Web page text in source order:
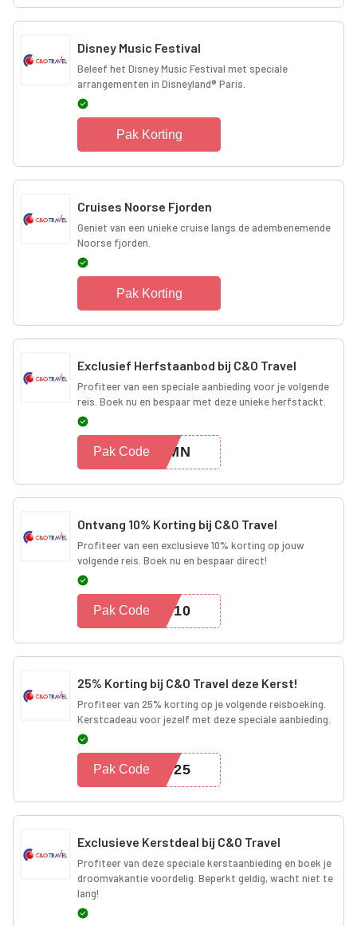
Disney Music Festival
Beleef het Disney Music Festival met speciale
arrangementen in Disneyland® Paris.
Pak Korting
Cruises Noorse Fjorden
Geniet van een unieke cruise langs de adembenemende
Noorse fjorden.
Pak Korting
Exclusief Herfstaanbod bij C&O Travel
Profiteer van een speciale aanbieding voor je volgende
reis. Boek nu en bespaar met deze unieke herfstackt.
TUMN
Pak Code
Ontvang 10% Korting bij C&O Travel
Profiteer van een exclusieve 10% korting op jouw
volgende reis. Boek nu en bespaar direct!
ER10
Pak Code
25% Korting bij C&O Travel deze Kerst!
Profiteer van 25% korting op je volgende reisboeking.
Kerstcadeau voor jezelf met deze speciale aanbieding.
AS25
Pak Code
Exclusieve Kerstdeal bij C&O Travel
Profiteer van deze speciale kerstaanbieding en boek je
droomvakantie voordelig. Beperkt geldig, wacht niet te
lang!